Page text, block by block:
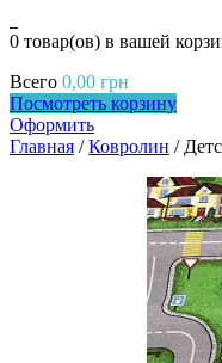
0 товар(ов) в вашей
Всего 0,00 грн
Посмотреть корзину
Оформить
Главная /Ковролин /